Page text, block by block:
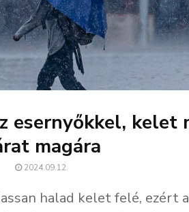
esernyőkkel, kelet
magára
2024.09.12.
halad kelet felé, ezért